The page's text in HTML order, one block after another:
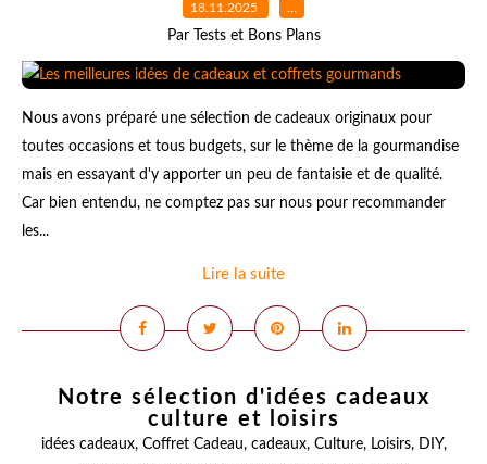
18.11.2025 …
Par Tests et Bons Plans
Nous avons préparé une sélection de cadeaux originaux pour
toutes occasions et tous budgets, sur le thème de la gourmandise
mais en essayant d'y apporter un peu de fantaisie et de qualité.
Car bien entendu, ne comptez pas sur nous pour recommander
les...
Lire la suite
Notre sélection d'idées cadeaux
culture et loisirs
idées cadeaux, Coffret Cadeau, cadeaux, Culture, Loisirs, DIY,